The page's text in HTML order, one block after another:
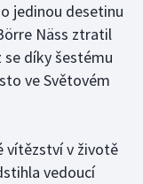
jedinou desetinu
Näss ztratil
díky šestému
ve Světovém
vítězství v životě
vedoucí